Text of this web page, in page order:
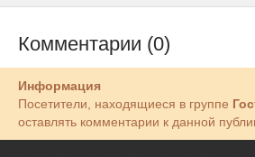
Комментарии (0)
Информация
Посетители, находящиеся в группе
оставлять комментарии к данной